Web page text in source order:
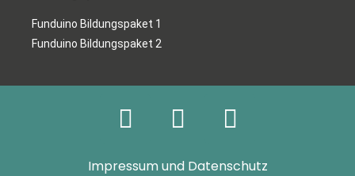
Funduino Bildungspaket 1
Funduino Bildungspaket 2
Impressum und Datenschutz